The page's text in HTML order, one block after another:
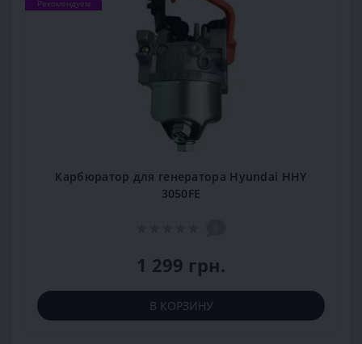
Рекомендуем
Карбюратор для генератора Hyundai HHY
3050FE
1 299 грн.
В КОРЗИНУ